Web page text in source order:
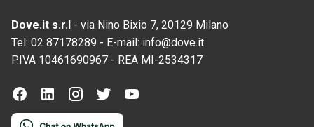
Dove.it s.r.l - via Nino Bixio 7, 20129 Milano
Tel: 02 87178289 - E-mail: info@dove.it
P.IVA 10461690967 - REA MI-2534317